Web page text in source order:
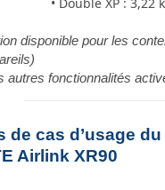
disponible pour les
autres fonctionnalités
de cas d’usage
Airlink XR90